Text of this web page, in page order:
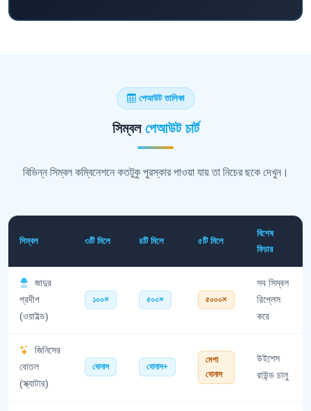
পেআউট তালিকা
সিম্বল পেআউট চার্ট
বিভিন্ন সিম্বল কম্বিনেশনে কতটুকু পুরস্কার পাওয়া যায় তা নিচের ছকে দেখুন।
সিম্বল ৩টি মিলে ৪টি মিলে ৫টি মিলে
বিশেষ
ফিচার
জাদুর
প্রদীপ
(ওয়াইল্ড)
১০০× ৫০০× ৫০০০×
সব সিম্বল
রিপ্লেস
করে
জিনিসের
বোতল
(স্ক্যাটার)
বোনাস বোনাস+
মেগা
বোনাস
উইশেস
রাউন্ড চালু